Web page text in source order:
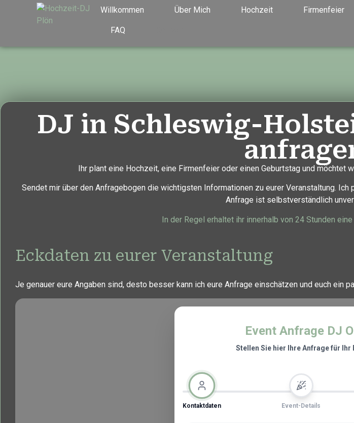
Willkommen Über Mich Hochzeit Firmenfeier
FAQ
DJ in Schleswig-
Ihr plant eine Hochzeit, eine Firmenfeier oder einen Geburtstag und möchtet
Sendet mir über den Anfragebogen die wichtigsten Informationen zu eurer Veranstaltung.
Anfrage ist selbstverständlich
In der Regel erhaltet ihr innerhalb von 24 Stunden
Eckdaten zu eurer Veranstaltung
Je genauer eure Angaben sind, desto besser kann ich eure Anfrage einschätzen und euch ein